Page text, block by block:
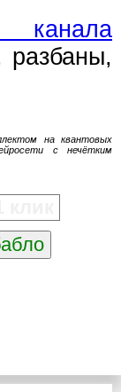
канала
разбаны,
на квантовых
с нечётким